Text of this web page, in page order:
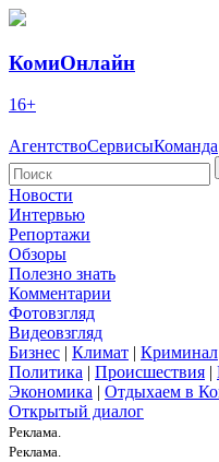
КомиОнлайн
16+
АгентствоСервисыКоманда
Новости
Интервью
Репортажи
Обзоры
Полезно знать
Комментарии
Фотовзгляд
Видеовзгляд
Бизнес | Климат | Криминал
Политика | Происшествия |
Экономика | Отдыхаем в
Открытый диалог
Реклама.
Реклама.